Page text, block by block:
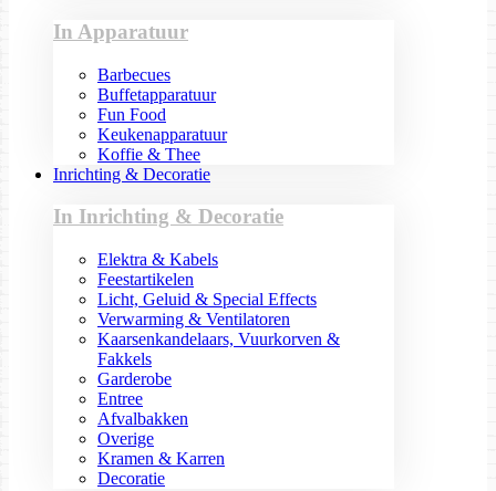
In Apparatuur
Barbecues
Buffetapparatuur
Fun Food
Keukenapparatuur
Koffie & Thee
Inrichting & Decoratie
In Inrichting & Decoratie
Elektra & Kabels
Feestartikelen
Licht, Geluid & Special Effects
Verwarming & Ventilatoren
Kaarsenkandelaars, Vuurkorven &
Fakkels
Garderobe
Entree
Afvalbakken
Overige
Kramen & Karren
Decoratie